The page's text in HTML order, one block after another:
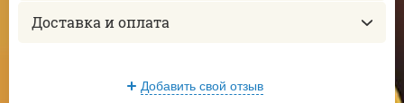
Доставка и оплата
Добавить свой отзыв